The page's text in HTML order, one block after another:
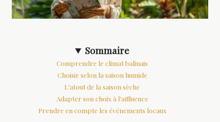
Sommaire
Comprendre le climat balinais
Choisir selon la saison humide
L'atout de la saison sèche
Adapter son choix à l'affluence
Prendre en compte les événements locaux